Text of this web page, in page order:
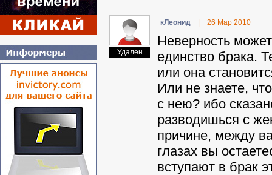
Удален
кЛeoнид 26 Мар 2010
Неверность
единство брака.
или она
Или не знаете,
с нею? ибо
разводишься с
причине, между
глазах вы
вступают в брак